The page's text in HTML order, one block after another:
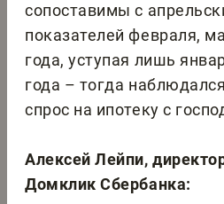
сопоставимы с
показателей февраля,
года, уступая лишь
года – тогда
спрос на ипотеку с
Алексей Лейпи,
Домклик Сбербанка: